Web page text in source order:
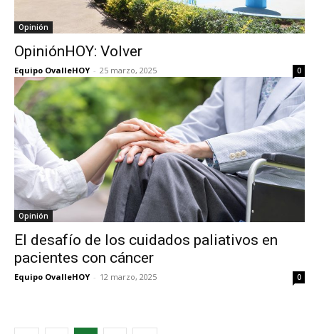
Opinión
OpiniónHOY: Volver
Equipo OvalleHOY - 25 marzo, 2025 0
Opinión
El desafío de los cuidados paliativos en
pacientes con cáncer
Equipo OvalleHOY - 12 marzo, 2025 0